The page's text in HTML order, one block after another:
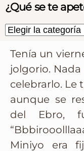
Tenía un
jolgorio.
celebrarlo. Le
aunque se
del Ebro,
Miniyo era
¿Qué se te